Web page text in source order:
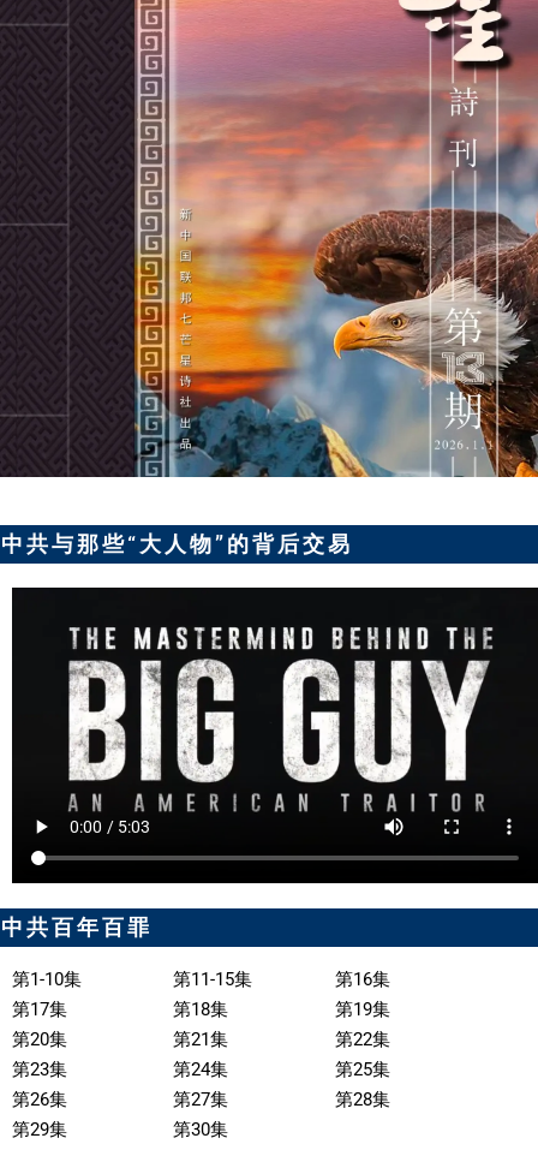
中共与那些“大人物”的背后交易
中共百年百罪
第1-10集 第11-15集
第16集
第17集
第18集
第19集
第20集
第21集
第22集
第23集
第24集
第25集
第26集
第27集
第28集
第29集
第30集